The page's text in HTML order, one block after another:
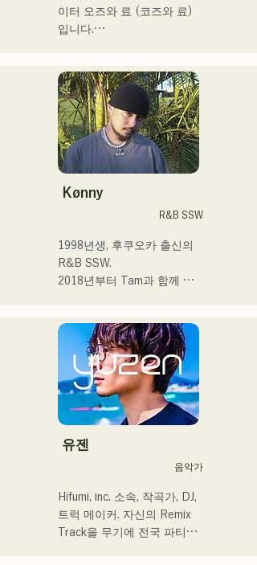
이터 오즈와 료 (코즈와 료)
입니다.
상 라이브, TikTok 전달, 이
벤트 등에 출연하면서 활동
하고 있습니다!
어린 시절부터 음악을 좋아
합니다.
고등학교에 들어간 후 사람
었습니다.
한사람 한사람에게 다가가는
음악을 만들어 가고 싶습니
・campuscollection2022 그
랑프리
・오리지널 곡 「푸딩」이
2024년 KBC 라디오 오프닝
곡으로 채용된다
2024년 12월 24일에 다이마
루 파사주 광장에서 열리는
자선 뮤직슨에 출연 예정
Kønny
R&B SSW
1998년생, 후쿠오카 출신의
R&B SSW.
2018년부터 Tam과 함께
중심으로 음악 활동을 개시.
2022년부터 Kønny로서 솔
로 명의에서도 활동을 개시.
어린 시절부터 영향을 받은
90's와 00's의 R&B 뮤직을
캡처해 신선한 사운드를 추
구하고 있다. 달콤한 목소리
세련된 스타일에 주목해 주
셨으면 한다.
유젠
음악가
Hifumi, inc. 소속, 작곡가, DJ,
트럭 메이커. 자신의 Remix
Track을 무기에 전국 파티에